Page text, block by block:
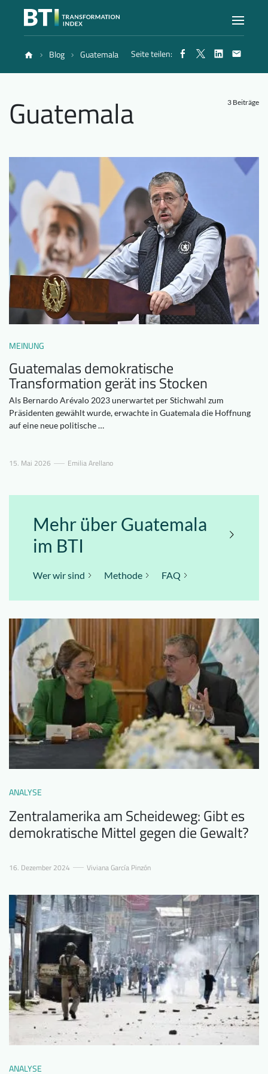
Methode
Downloads Wer wir sind
FAQ Newsletter
EN DE
Blog Guatemala Seite teilen:
Guatemala 3 Beiträge
MEINUNG
Guatemalas demokratische
Transformation gerät ins Stocken
Als Bernardo Arévalo 2023 unerwartet per Stichwahl zum
Präsidenten gewählt wurde, erwachte in Guatemala die Hoffnung
auf eine neue politische …
15. Mai 2026 Emilia Arellano
Mehr über Guatemala
im BTI
Wer wir sind Methode FAQ
ANALYSE
Zentralamerika am Scheideweg: Gibt es
demokratische Mittel gegen die Gewalt?
16. Dezember 2024 Viviana García Pinzón
ANALYSE